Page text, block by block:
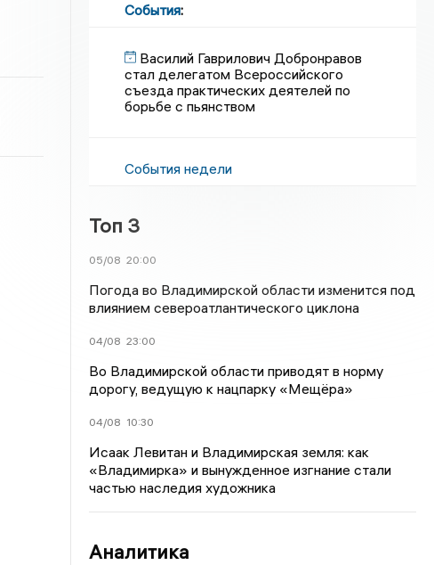
События:
Василий Гаврилович Добронравов
стал делегатом Всероссийского
съезда практических деятелей по
борьбе с пьянством
События недели
Топ 3
05/08 20:00
Погода во Владимирской области изменится под
влиянием североатлантического циклона
04/08 23:00
Во Владимирской области приводят в норму
дорогу, ведущую к нацпарку «Мещёра»
04/08 10:30
Исаак Левитан и Владимирская земля: как
«Владимирка» и вынужденное изгнание стали
частью наследия художника
Аналитика